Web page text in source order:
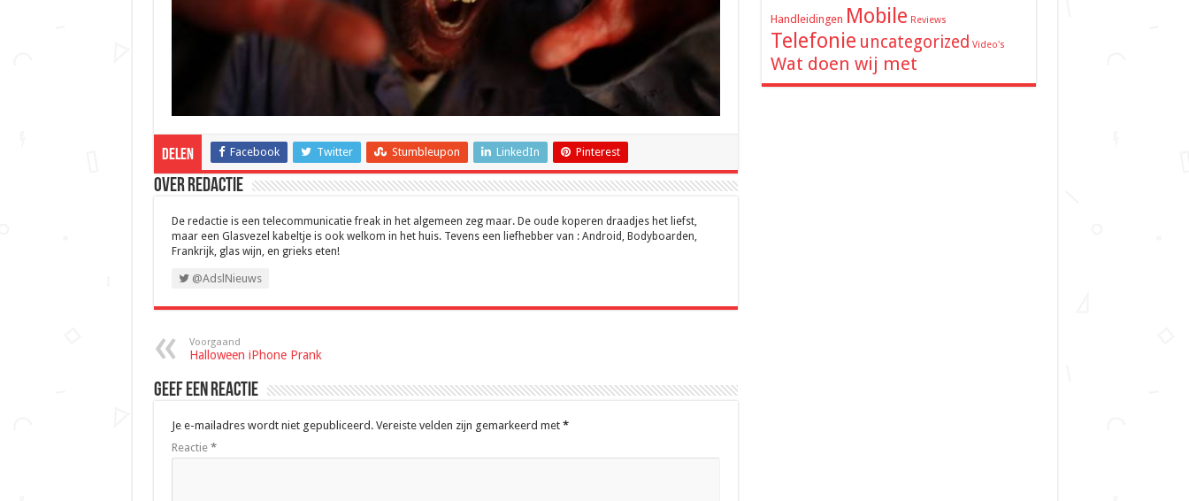
Delen Facebook Twitter Stumbleupon LinkedIn Pinterest
Over Redactie
De redactie is een telecommunicatie freak in het algemeen zeg maar. De oude koperen draadjes het liefst,
maar een Glasvezel kabeltje is ook welkom in het huis. Tevens een liefhebber van : Android, Bodyboarden,
Frankrijk, glas wijn, en grieks eten!
@AdslNieuws
Voorgaand
Halloween iPhone Prank
Geef een reactie
Je e-mailadres wordt niet gepubliceerd. Vereiste velden zijn gemarkeerd met *
Reactie *
Handleidingen Mobile Reviews
Telefonie uncategorized Video's
Wat doen wij met